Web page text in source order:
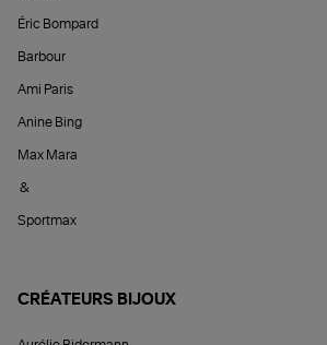
Éric Bompard
Barbour
Ami Paris
Anine Bing
Max Mara
&
Sportmax
CRÉATEURS BIJOUX